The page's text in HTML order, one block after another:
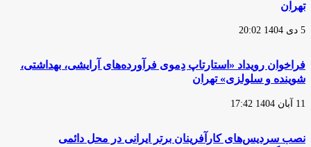
تهران
5 دی 1404 20:02
فراخوان رویداد «استارتاپ دِموی فرآورده‌های آرایشی، بهداشتی،
شوینده و سلولزی» تهران
11 آبان 1404 17:42
نصب سردیس‌های کارآفرینان برتر ایرانی در محل دائمی